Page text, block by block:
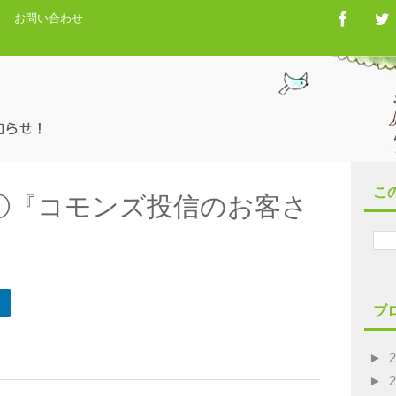
お問い合わせ
コモンズ投信のお客さ こ
ブ
►
►